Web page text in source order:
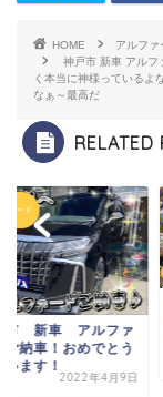
HOME
アルファ
神戸市 新車 アルフ
く 本当に神様っているよ
なぁ～最高だ
RELATED
ァード
市 新車 アルファ
ご納車！おめでとう
います！
2022年4月9日